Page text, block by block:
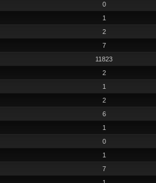
0
1
2
7
11823
2
1
2
6
1
0
1
7